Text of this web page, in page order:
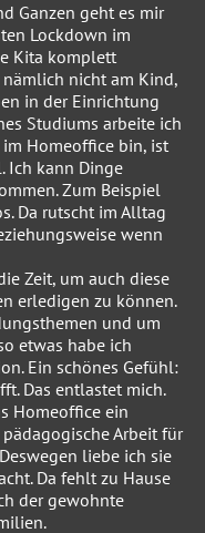
Ganzen geht es mir
Lockdown im
Kita komplett
nicht am Kind,
in der Einrichtung
Studiums arbeite ich
im Homeoffice bin, ist
Ich kann Dinge
Zum Beispiel
Da rutscht im Alltag
wenn
Zeit, um auch diese
erledigen zu können.
und um
etwas habe ich
Ein schönes Gefühl:
Das entlastet mich.
Homeoffice ein
Arbeit für
liebe ich sie
Da fehlt zu Hause
der gewohnte